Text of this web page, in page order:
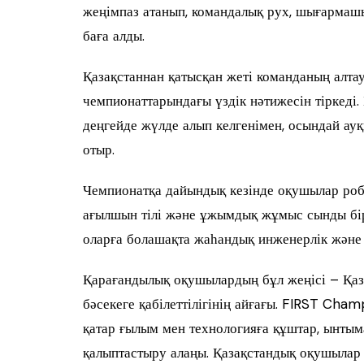
жеңімпаз атанып, командалық рух,
баға алды.
Қазақстаннан қатысқан жеті команданың
чемпионаттарындағы үздік нәтижесін
деңгейде жүлде алып келгенімен, осындай
отыр.
Чемпионатқа дайындық кезінде оқушылар
ағылшын тілі және ұжымдық жұмыс сынды
оларға болашақта жаһандық инженерлік
Қарағандылық оқушылардың бұл жеңісі –
бәсекеге қабілеттілігінің айғағы. FIRST
қатар ғылым мен технологияға құштар,
қалыптастыру алаңы. Қазақстандық